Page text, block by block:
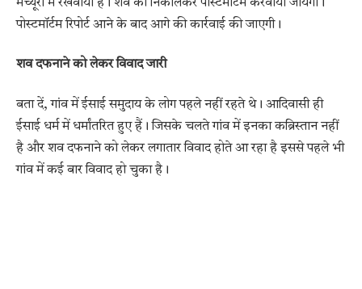
मर्च्यूरी में रखवाया है। शव को निकालकर पोस्टमार्टम करवाया जायेगा।
पोस्टमॉर्टम रिपोर्ट आने के बाद आगे की कार्रवाई की जाएगी।
शव दफनाने को लेकर विवाद जारी
बता दें, गांव में ईसाई समुदाय के लोग पहले नहीं रहते थे। आदिवासी ही
ईसाई धर्म में धर्मांतरित हुए हैं। जिसके चलते गांव में इनका कब्रिस्तान नहीं
है और शव दफनाने को लेकर लगातार विवाद होते आ रहा है इससे पहले भी
गांव में कई बार विवाद हो चुका है।